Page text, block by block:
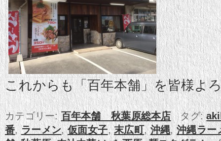
これからも「百年本舗」を皆様よ
カテゴリー:百年本舗 秋葉原総本店タグ:
番,ラーメン,仮面女子,末広町,沖縄,沖縄ラー